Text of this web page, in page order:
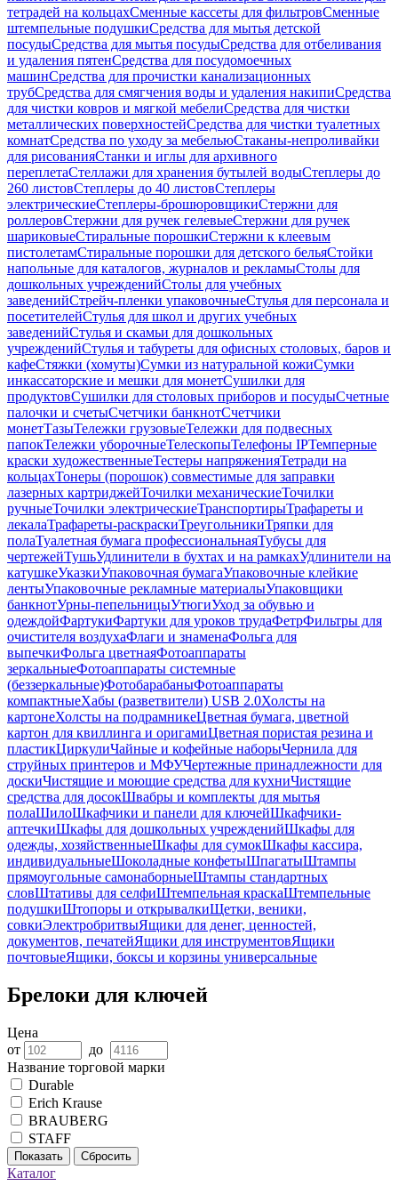
тетрадей на кольцахСменные кассеты для фильтровСменные
штемпельные подушкиСредства для мытья детской
посудыСредства для мытья посудыСредства для отбеливания
и удаления пятенСредства для посудомоечных
машинСредства для прочистки канализационных
трубСредства для смягчения воды и удаления накипиСредства
для чистки ковров и мягкой мебелиСредства для чистки
металлических поверхностейСредства для чистки туалетных
комнатСредства по уходу за мебельюСтаканы-непроливайки
для рисованияСтанки и иглы для архивного
переплетаСтеллажи для хранения бутылей водыСтеплеры до
260 листовСтеплеры до 40 листовСтеплеры
электрическиеСтеплеры-брошюровщикиСтержни для
роллеровСтержни для ручек гелевыеСтержни для ручек
шариковыеСтиральные порошкиСтержни к клеевым
пистолетамСтиральные порошки для детского бельяСтойки
напольные для каталогов, журналов и рекламыСтолы для
дошкольных учрежденийСтолы для учебных
заведенийСтрейч-пленки упаковочныеСтулья для персонала и
посетителейСтулья для школ и других учебных
заведенийСтулья и скамьи для дошкольных
учрежденийСтулья и табуреты для офисных столовых, баров и
кафеСтяжки (хомуты)Сумки из натуральной кожиСумки
инкассаторские и мешки для монетСушилки для
продуктовСушилки для столовых приборов и посудыСчетные
палочки и счетыСчетчики банкнотСчетчики
монетТазыТележки грузовыеТележки для подвесных
папокТележки уборочныеТелескопыТелефоны IPТемперные
краски художественныеТестеры напряженияТетради на
кольцахТонеры (порошок) совместимые для заправки
лазерных картриджейТочилки механическиеТочилки
ручныеТочилки электрическиеТранспортирыТрафареты и
лекалаТрафареты-раскраскиТреугольникиТряпки для
полаТуалетная бумага профессиональнаяТубусы для
чертежейТушьУдлинители в бухтах и на рамкахУдлинители на
катушкеУказкиУпаковочная бумагаУпаковочные клейкие
лентыУпаковочные рекламные материалыУпаковщики
банкнотУрны-пепельницыУтюгиУход за обувью и
одеждойФартукиФартуки для уроков трудаФетрФильтры для
очистителя воздухаФлаги и знаменаФольга для
выпечкиФольга цветнаяФотоаппараты
зеркальныеФотоаппараты системные
(беззеркальные)ФотобарабаныФотоаппараты
компактныеХабы (разветвители) USB 2.0Холсты на
картонеХолсты на подрамникеЦветная бумага, цветной
картон для квиллинга и оригамиЦветная пористая резина и
пластикЦиркулиЧайные и кофейные наборыЧернила для
струйных принтеров и МФУЧертежные принадлежности для
доскиЧистящие и моющие средства для кухниЧистящие
средства для досокШвабры и комплекты для мытья
полаШилоШкафчики и панели для ключейШкафчики-
аптечкиШкафы для дошкольных учрежденийШкафы для
одежды, хозяйственныеШкафы для сумокШкафы кассира,
индивидуальныеШоколадные конфетыШпагатыШтампы
прямоугольные самонаборныеШтампы стандартных
словШтативы для селфиШтемпельная краскаШтемпельные
подушкиШтопоры и открывалкиЩетки, веники,
совкиЭлектробритвыЯщики для денег, ценностей,
документов, печатейЯщики для инструментовЯщики
почтовыеЯщики, боксы и корзины универсальные
Брелоки для ключей
Цена
от
до
Название торговой марки
Durable
Erich Krause
BRAUBERG
STAFF
Показать Сбросить
Каталог